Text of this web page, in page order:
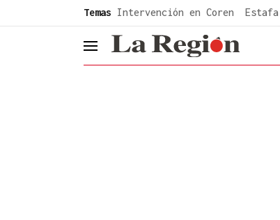
Temas Intervención en Coren
header.menu.open